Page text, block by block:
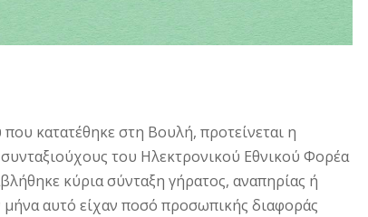
κατατέθηκε στη Βουλή, προτείνεται η
του Ηλεκτρονικού Εθνικού Φορέα
κύρια σύνταξη γήρατος, αναπηρίας ή
αυτό είχαν ποσό προσωπικής διαφοράς